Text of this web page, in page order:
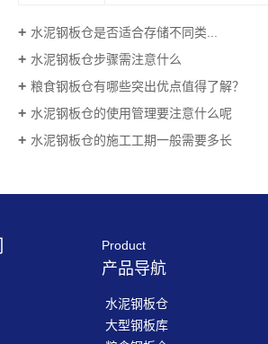
​水泥钢板仓是否适合存储不同类...
​水泥钢板仓步骤需注意什么
粮食钢板仓有哪些突出优点值得了解？
​水泥钢板仓的使用管理要注意什么呢
​水泥钢板仓的施工工期一般需要多长
Product
产品导航
水泥钢板仓
大型钢板库